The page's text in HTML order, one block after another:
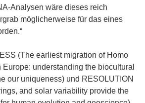
Analysen wäre dieses reich
möglicherweise für das eines
(The earliest migration of Homo
understanding the biocultural
our uniqueness) und RESOLUTION
and solar variability provide the